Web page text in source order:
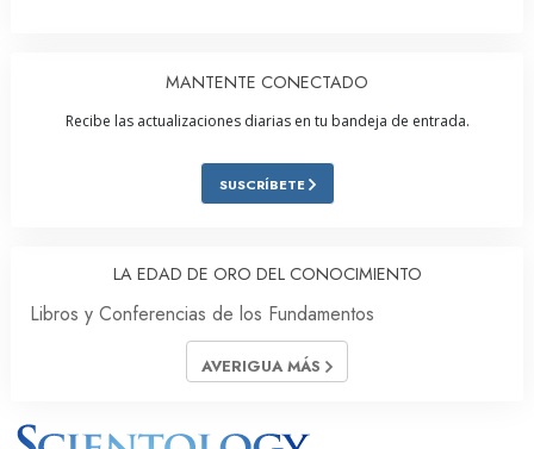
MANTENTE CONECTADO
Recibe las actualizaciones diarias en tu bandeja de entrada.
SUSCRÍBETE
LA EDAD DE ORO DEL CONOCIMIENTO
Libros y Conferencias de los Fundamentos
AVERIGUA MÁS